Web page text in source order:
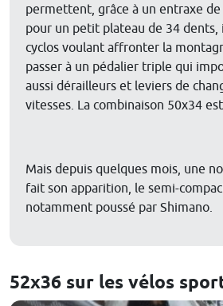
permettent, grâce à un entraxe
pour un petit plateau de 34 dents,
cyclos voulant affronter la
passer à un pédalier triple qui
aussi dérailleurs et leviers de
vitesses. La combinaison 50x34
Mais depuis quelques mois, une
fait son apparition, le semi-
notamment poussé par Shimano.
52x36 sur les vélos